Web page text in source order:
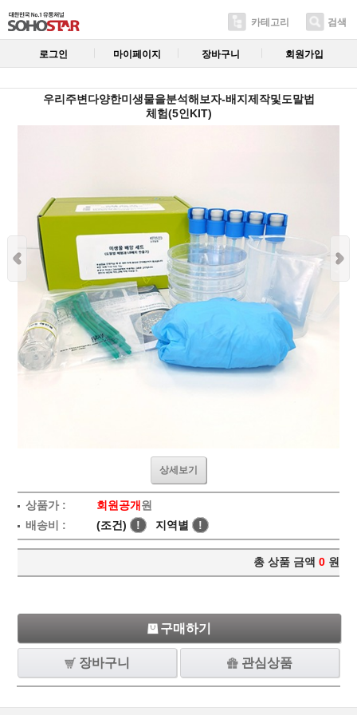
카테고리 검색
로그인 마이페이지 장바구니 회원가입
우리주변다양한미생물을분석해보자-배지제작및도말법
체험(5인KIT)
상세보기
상품가 : 회원공개원
배송비 :
(조건) ! 지역별 !
총 상품 금액 0 원
구매하기
장바구니 관심상품